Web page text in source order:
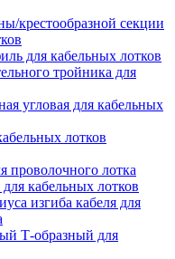
крестообразной секции
для кабельных лотков
тройника для
угловая для кабельных
лотков
проволочного лотка
кабельных лотков
изгиба кабеля для
Т-образный для